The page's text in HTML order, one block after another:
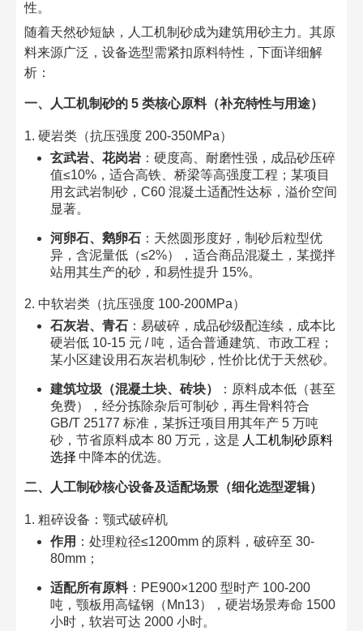
性。​
随着天然砂短缺，人工机制砂成为建筑用砂主力。其原
料来源广泛，设备选型需紧扣原料特性，下面详细解
析：​
一、人工机制砂的 5 类核心原料（补充特性与用途）​
1. 硬岩类（抗压强度 200-350MPa）​
玄武岩、花岗岩：硬度高、耐磨性强，成品砂压碎
值≤10%，适合高铁、桥梁等高强度工程；某项目
用玄武岩制砂，C60 混凝土适配性达标，溢价空间
显著。​
河卵石、鹅卵石：天然圆形度好，制砂后粒型优
异，含泥量低（≤2%），适合商品混凝土，某搅拌
站用其生产的砂，和易性提升 15%。​
2. 中软岩类（抗压强度 100-200MPa）​
石灰岩、青石：易破碎，成品砂级配连续，成本比
硬岩低 10-15 元 / 吨，适合普通建筑、市政工程；
某小区建设用石灰岩机制砂，性价比优于天然砂。​
建筑垃圾（混凝土块、砖块）
：原料成本低（甚至
免费），经分拣除杂后可制砂，再生骨料符合
GB/T 25177 标准，某拆迁项目用其年产 5 万吨
砂，节省原料成本 80 万元，这是 人工机制砂原料
选择 中降本的优选。​
二、人工制砂核心设备及适配场景（细化选型逻辑）​
1. 粗碎设备：颚式破碎机​
作用 ：处理粒径≤1200mm 的原料，破碎至 30-
80mm；​
适配所有原料：PE900×1200 型时产 100-200
吨，颚板用高锰钢（Mn13），硬岩场景寿命 1500
小时，软岩可达 2000 小时。​